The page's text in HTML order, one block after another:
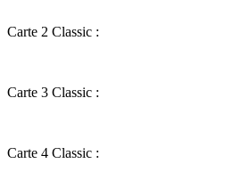
Carte 2 Classic :
Carte 3 Classic :
Carte 4 Classic :